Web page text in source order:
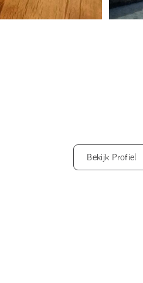
Bekijk Profiel